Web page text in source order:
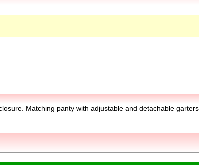
Matching panty with adjustable and detachable garters.